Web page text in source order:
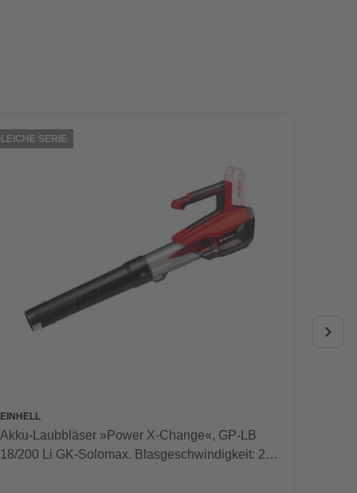
SERIE
EINHELL
Akku-Laubbläser »Power X-Change«, GP-LB
18/200 Li GK-Solomax. Blasgeschwindigkeit: 200